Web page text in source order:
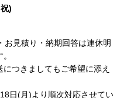
)
見積り・納期回答は連休明
つきましてもご希望に添え
日(月)より順次対応させてい